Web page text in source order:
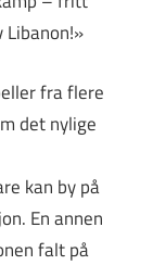
Libanon!»
fra flere
det nylige
kan by på
En annen
falt på